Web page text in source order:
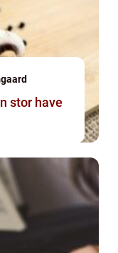
stor have